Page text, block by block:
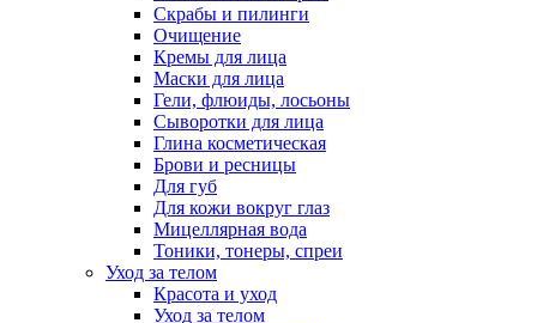
Скрабы и пилинги
Очищение
Кремы для лица
Маски для лица
Гели, флюиды, лосьоны
Сыворотки для лица
Глина косметическая
Брови и ресницы
Для губ
Для кожи вокруг глаз
Мицеллярная вода
Тоники, тонеры, спреи
Уход за телом
Красота и уход
Уход за телом